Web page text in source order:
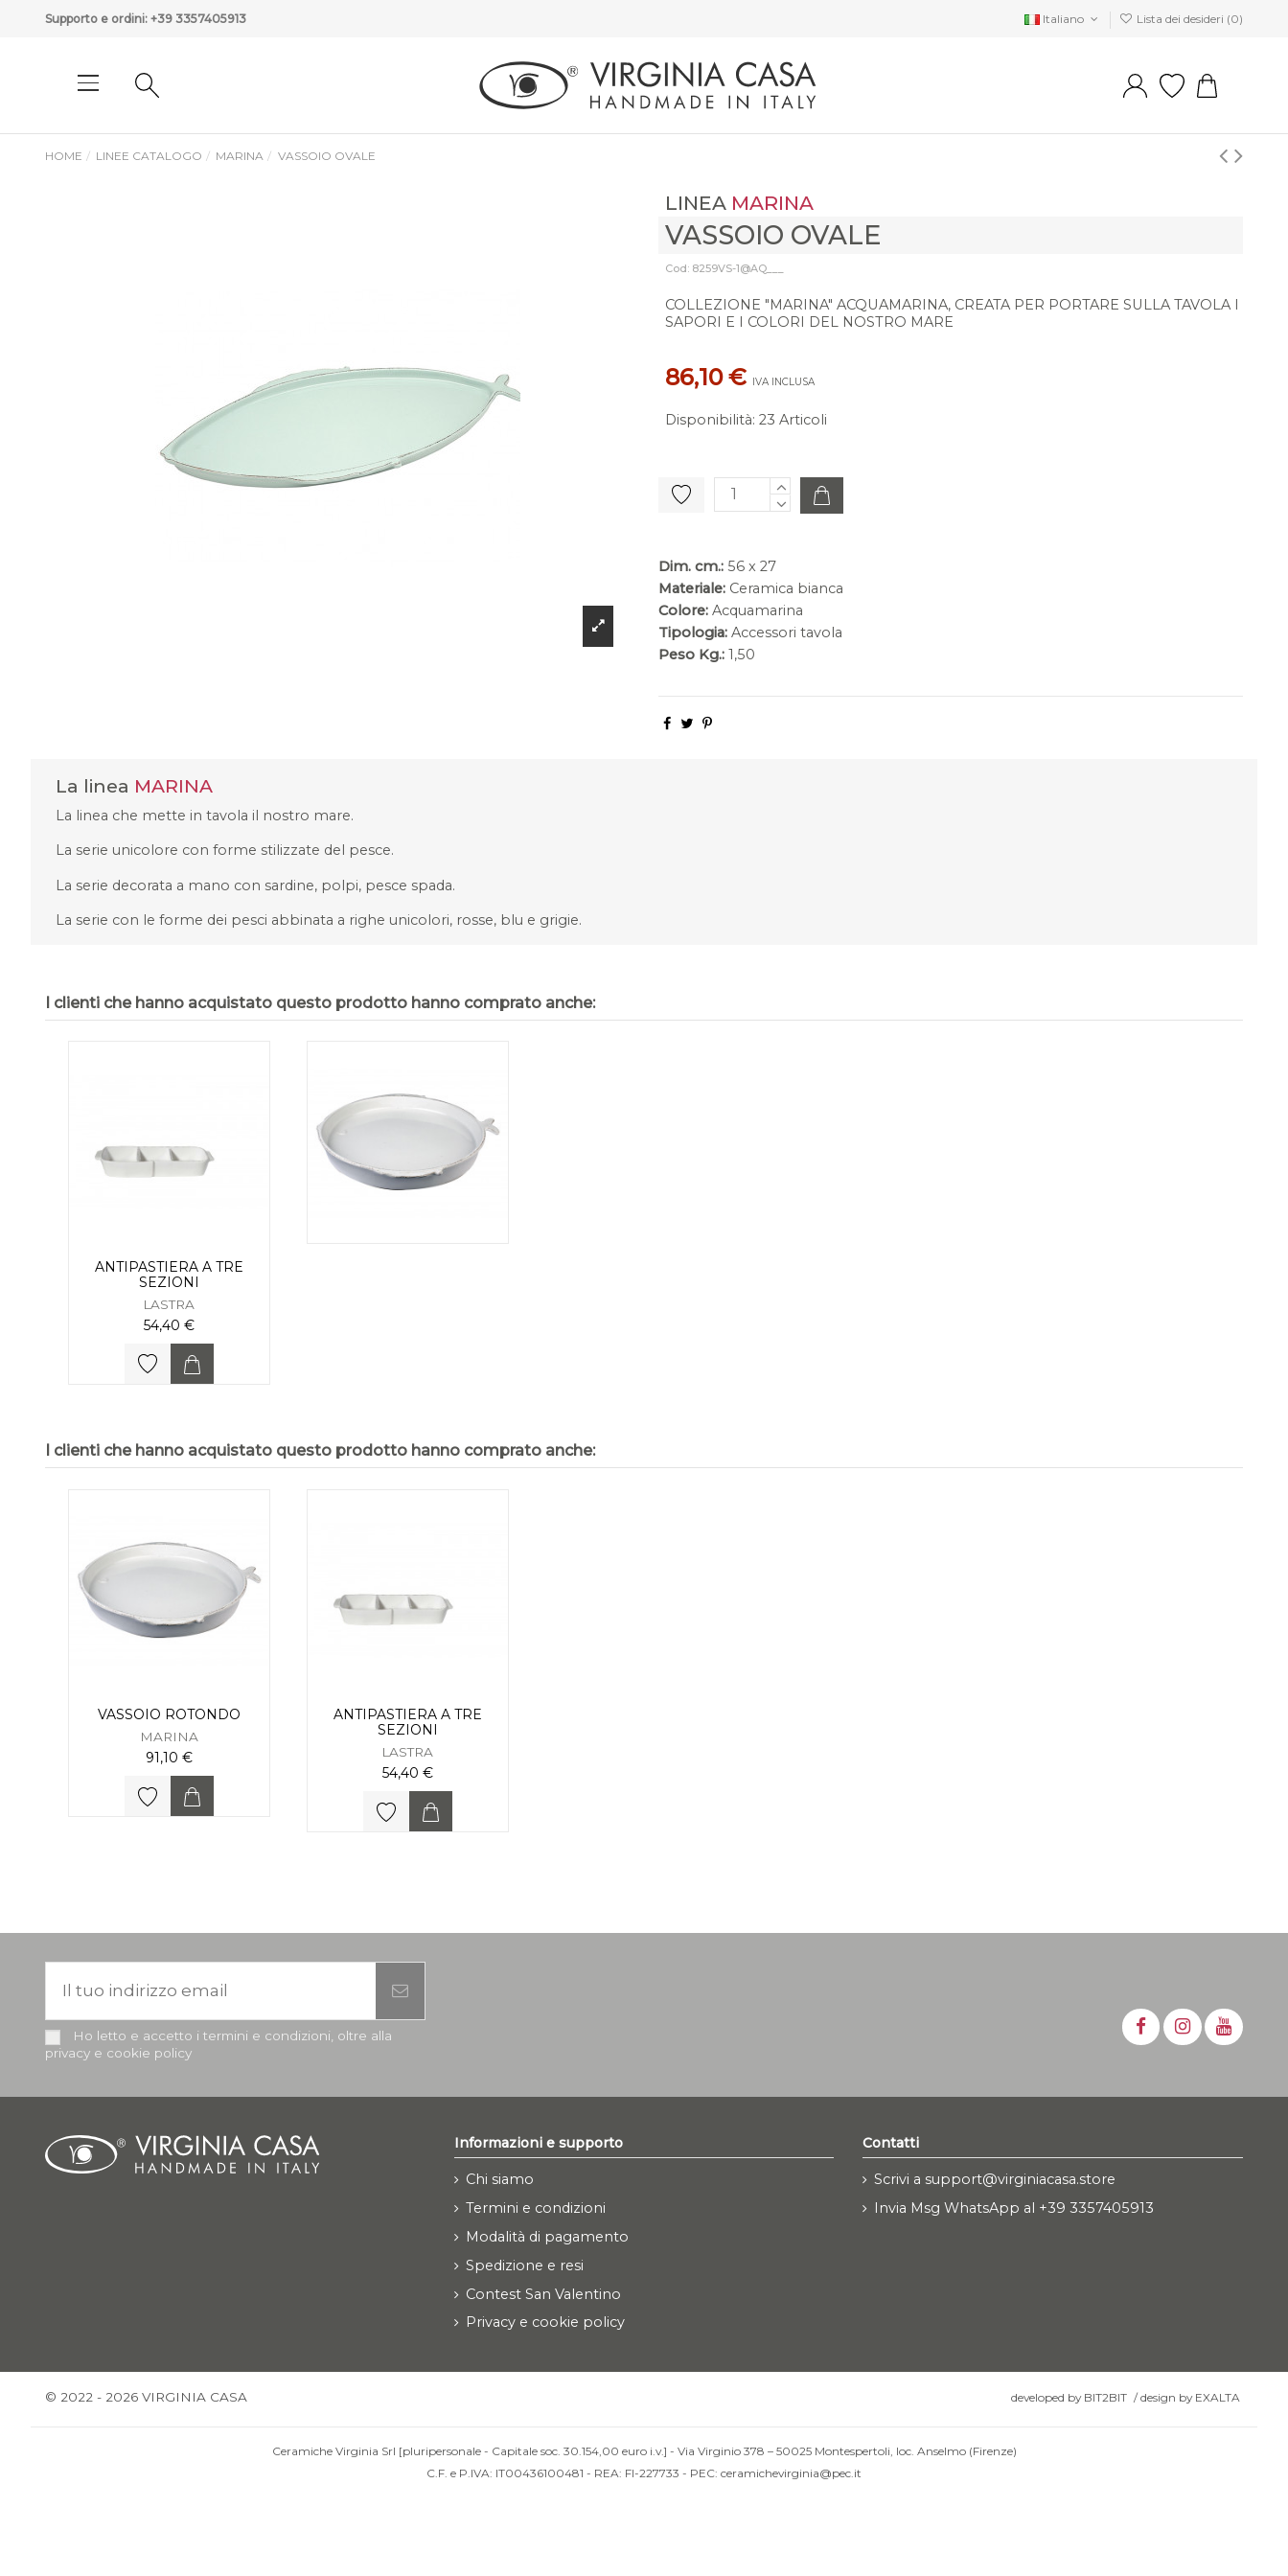
Supporto e ordini: +39 3357405913 Italiano Lista dei desideri (0)
HOME LINEE CATALOGO MARINA VASSOIO OVALE
LINEA MARINA
VASSOIO OVALE
Cod: 8259VS-1@AQ___
COLLEZIONE "MARINA" ACQUAMARINA, CREATA PER PORTARE SULLA TAVOLA I
SAPORI E I COLORI DEL NOSTRO MARE
86,10 € IVA INCLUSA
Disponibilità: 23 Articoli
Dim. cm.: 56 x 27
Materiale: Ceramica bianca
Colore: Acquamarina
Tipologia: Accessori tavola
Peso Kg.: 1,50
La linea MARINA
La linea che mette in tavola il nostro mare.
La serie unicolore con forme stilizzate del pesce.
La serie decorata a mano con sardine, polpi, pesce spada.
La serie con le forme dei pesci abbinata a righe unicolori, rosse, blu e grigie.
I clienti che hanno acquistato questo prodotto hanno comprato anche:
ANTIPASTIERA A TRE
SEZIONI
LASTRA
54,40 €
I clienti che hanno acquistato questo prodotto hanno comprato anche:
VASSOIO ROTONDO
MARINA
91,10 €
ANTIPASTIERA A TRE
SEZIONI
LASTRA
54,40 €
Ho letto e accetto i termini e condizioni, oltre alla
privacy e cookie policy
Informazioni e supporto
Chi siamo
Termini e condizioni
Modalità di pagamento
Spedizione e resi
Contest San Valentino
Privacy e cookie policy
Contatti
Scrivi a support@virginiacasa.store
Invia Msg WhatsApp al +39 3357405913
© 2022 - 2026 VIRGINIA CASA developed by BIT2BIT /design by EXALTA
Ceramiche Virginia Srl [pluripersonale - Capitale soc. 30.154,00 euro i.v.] - Via Virginio 378 – 50025 Montespertoli, loc. Anselmo (Firenze)
C.F. e P.IVA: IT00436100481 - REA: FI-227733 - PEC: ceramichevirginia@pec.it